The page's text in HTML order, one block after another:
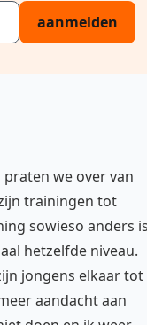
aanmelden
we over van
trainingen tot
sowieso anders
hetzelfde niveau.
jongens elkaar tot
aandacht aan